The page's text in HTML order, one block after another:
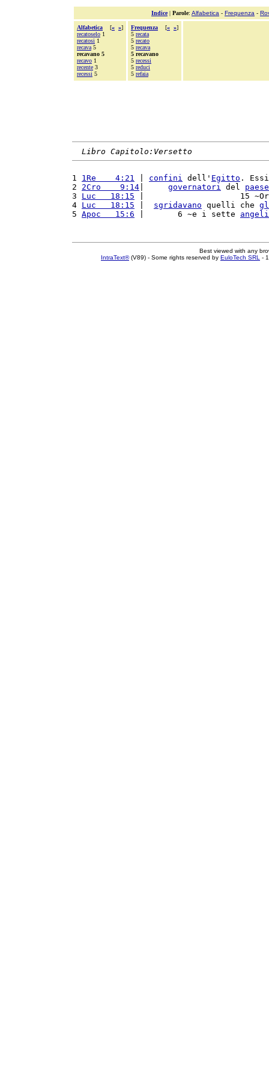
Indice| Parole: Alfabetica - Frequenza -
Alfabetica [« »]
recatoselo 1
recatosi 1
recava 5
recavano 5
recavo 1
recente 3
recessi 5
Frequenza [« »]
5 recata
5 recato
5 recava
5 recavano
5 recessi
5 reduci
5 refaia
Libro Capitolo:Versetto
1 1Re    4:21 confini dell' Egitto .
2 2Cro    9:14 governatori del paese
3 Luc   18:15 |                    15
4 Luc   18:15 sgridavano quelli che
5 Apoc   15:6 |       6 ~e i sette angeli
Best viewed with any
IntraText®(V89) - Some rights reserved by EuloTech SRL -